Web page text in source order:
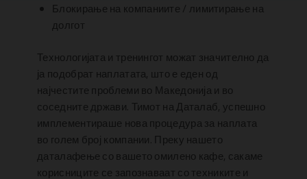
Блокирање на компаниите / лимитирање на
долгот
Технологијата и тренингот можат значително да
ја подобрат наплатата, што е еден од
најчестите проблеми во Македонија и во
соседните држави. Тимот на Даталаб, успешно
имплементираше нова процедура за наплата
во голем број компании. Преку нашето
даталафење со вашето омилено кафе, сакаме
корисниците се запознаваат со техниките и